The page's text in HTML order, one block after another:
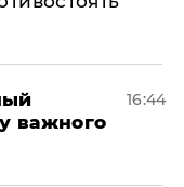
важного
16:44